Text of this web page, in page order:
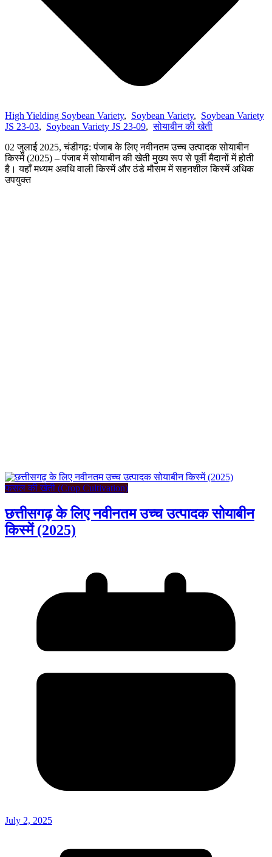
High Yielding Soybean Variety, Soybean Variety, Soybean Variety
JS 23-03, Soybean Variety JS 23-09,सोयाबीन की खेती
02 जुलाई 2025, चंडीगढ़: पंजाब के लिए नवीनतम उच्च उत्पादक सोयाबीन
किस्में (2025) – पंजाब में सोयाबीन की खेती मुख्य रूप से पूर्वी मैदानों में होती
है। यहाँ मध्यम अवधि वाली किस्में और ठंडे मौसम में सहनशील किस्में अधिक
उपयुक्त
फसल की खेती (Crop Cultivation)
छत्तीसगढ़ के लिए नवीनतम उच्च उत्पादक सोयाबीन
किस्में (2025)
July 2, 2025